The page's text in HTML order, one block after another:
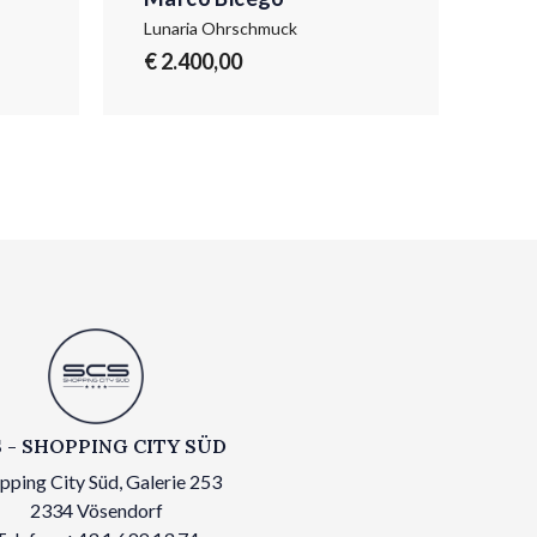
Lunaria Ohrschmuck
€ 2.400,00
- SHOPPING CITY SÜD
City Süd, Galerie 253
2334 Vösendorf